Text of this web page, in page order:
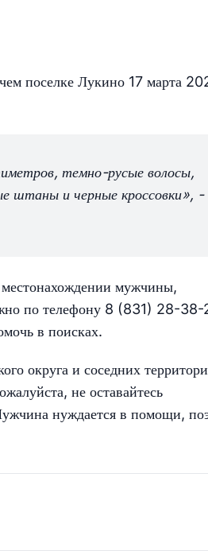
поселке Лукино 17 марта
темно-русые волосы,
штаны и черные кроссовки», -
местонахождении мужчины,
по телефону 8 (831) 28-
в поисках.
округа и соседних
не оставайтесь
нуждается в помощи,